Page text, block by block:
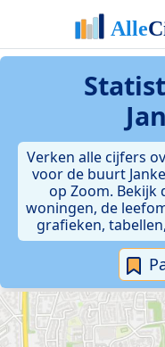
Verken alle cijfers
voor de buurt
op Zoom. Bekijk
woningen, de
grafieken,